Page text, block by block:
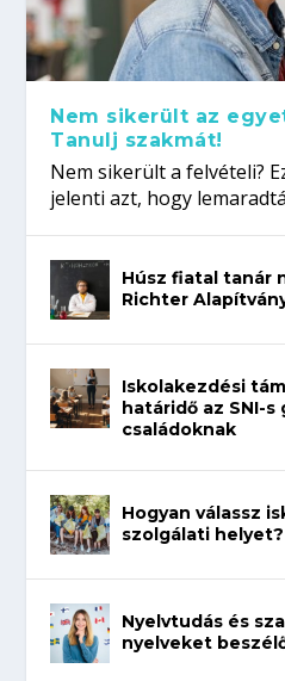
Nem sikerült az
Tanulj szakmát!
Nem sikerült a felvételi?
jelenti azt, hogy
Húsz fiatal tanár
Richter
Iskolakezdési
határidő az SNI-
családoknak
Hogyan válassz
szolgálati helyet?
Nyelvtudás és
nyelveket